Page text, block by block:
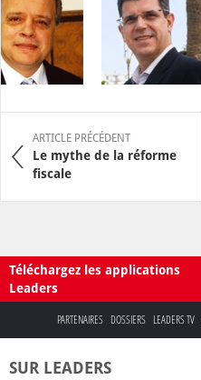
ARTICLE PRÉCÉDENT
Le mythe de la réforme
fiscale
Téléchargez les applications
Leaders
PARTENAIRES DOSSIERS LEADERS TV
SUR LEADERS